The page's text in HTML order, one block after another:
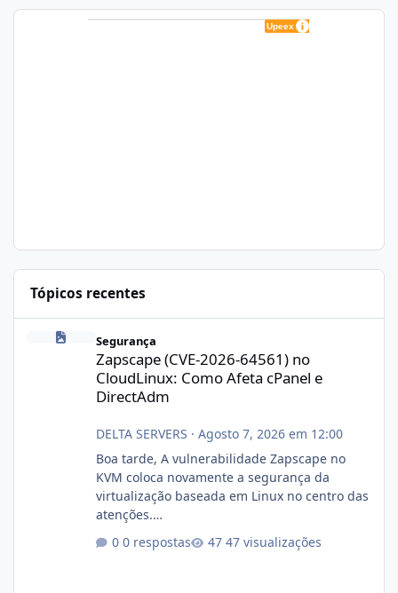
Tópicos recentes
Segurança
Zapscape (CVE-2026-64561) no
CloudLinux: Como Afeta cPanel e
DirectAdm
DELTA SERVERS · Agosto 7, 2026 em 12:00
Boa tarde, A vulnerabilidade Zapscape no
KVM coloca novamente a segurança da
virtualização baseada em Linux no centro das
atenções.
xjx23zz5f Criamos uma breve explicação:
0 respostas 47 visualizações